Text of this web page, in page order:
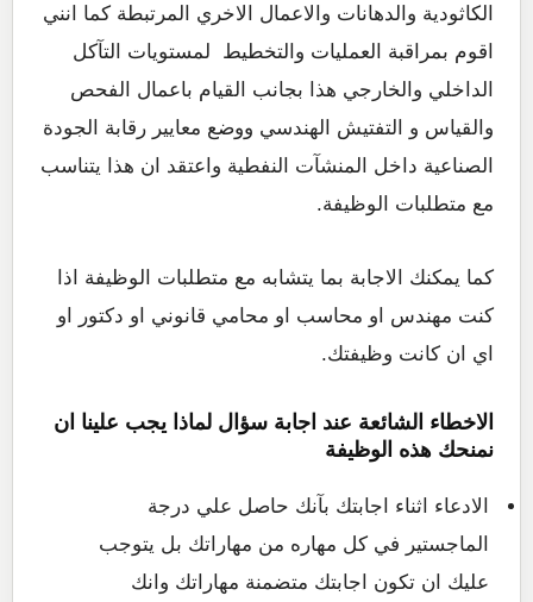
الكاثودية والدهانات والاعمال الاخري المرتبطة كما انني
اقوم بمراقبة العمليات والتخطيط لمستويات التآكل
الداخلي والخارجي هذا بجانب القيام باعمال الفحص
والقياس و التفتيش الهندسي ووضع معايير رقابة الجودة
الصناعية داخل المنشآت النفطية واعتقد ان هذا يتناسب
مع متطلبات الوظيفة.
كما يمكنك الاجابة بما يتشابه مع متطلبات الوظيفة اذا
كنت مهندس او محاسب او محامي قانوني او دكتور او
اي ان كانت وظيفتك.
الاخطاء الشائعة عند اجابة سؤال لماذا يجب علينا ان
نمنحك هذه الوظيفة
الادعاء اثناء اجابتك بآنك حاصل علي درجة
الماجستير في كل مهاره من مهاراتك بل يتوجب
عليك ان تكون اجابتك متضمنة مهاراتك وانك